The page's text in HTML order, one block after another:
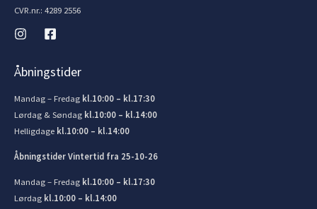
CVR.nr.: 4289 2556
Åbningstider
Mandag – Fredag kl.10:00 – kl.17:30
Lørdag & Søndag kl.10:00 – kl.14:00
Helligdage kl.10:00 – kl.14:00
Åbningstider Vintertid fra 25-10-26
Mandag – Fredag kl.10:00 – kl.17:30
Lørdag kl.10:00 – kl.14:00